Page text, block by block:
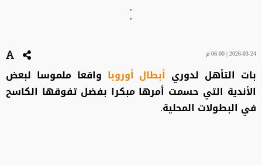
"
"
2026-03-24 | 06:00 م
بات التأهل لدوري أبطال أوروبا واقعا ملموسا لبعض
الأندية التي حسمت أمرها مبكرا بفضل تفوقها الكاسح
في البطولات المحلية.